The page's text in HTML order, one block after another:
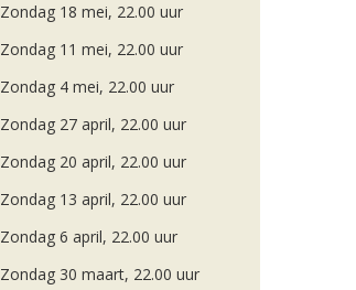
Zondag 18 mei, 22.00 uur
Zondag 11 mei, 22.00 uur
Zondag 4 mei, 22.00 uur
Zondag 27 april, 22.00 uur
Zondag 20 april, 22.00 uur
Zondag 13 april, 22.00 uur
Zondag 6 april, 22.00 uur
Zondag 30 maart, 22.00 uur